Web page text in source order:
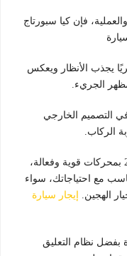
فإن كيا سبورتاج
يجذب الأنظار ويعكس
الجريء.
ملحوظة في التصميم الخارجي
الركاب.
على مستوى الأداء، تجهز كيا سبورتاج 2024 بمحركات قوية وفعالة،
مع احتياجاتك، سواء
الهجين. إيجار سيارة
بفضل نظام التعليق